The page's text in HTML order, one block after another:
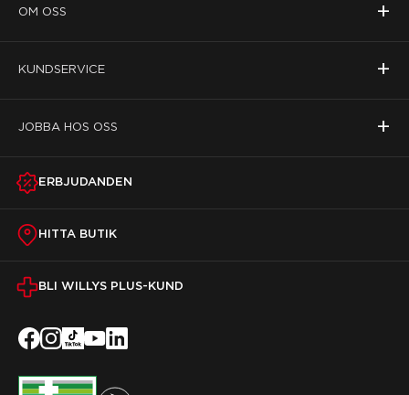
OM OSS +
KUNDSERVICE +
JOBBA HOS OSS +
ERBJUDANDEN
HITTA BUTIK
BLI WILLYS PLUS-KUND